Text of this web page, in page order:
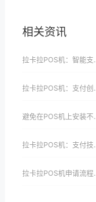
相关资讯
拉卡拉POS机：智能支付，创造新商机
拉卡拉POS机：支付创新，助力商家实现数字化转型
避免在POS机上安装不必要的软件，以防资源占用。
拉卡拉POS机：支付技术的新突破，创造新商机
拉卡拉POS机申请流程速览，助你抢占市场先机